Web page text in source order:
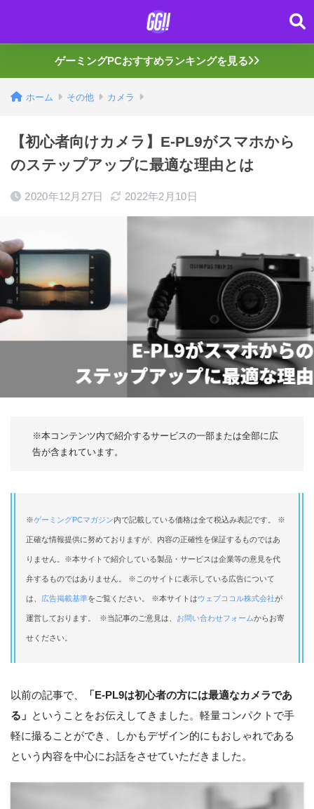
ゲーミングPCおすすめランキングを見る
ホーム その他 カメラ
【初心者向けカメラ】E-PL9がスマホから
のステップアップに最適な理由とは
2020年12月27日 2022年2月10日
※本コンテンツ内で紹介するサービスの一部または全部に広
告が含まれています。
※ゲーミングPCマガジン内で記載している価格は全て税込み表記です。 ※
正確な情報提供に努めておりますが、内容の正確性を保証するものではあ
りません。※本サイトで紹介している製品・サービスは企業等の意見を代
弁するものではありません。 ※このサイトに表示している広告について
は、 広告掲載基準をご覧ください。 ※本サイトはウェブココル株式会社が
運営しております。 ※当記事のご意見は、 お問い合わせフォームからお寄
せください。
以前の記事で、
「E-PL9は初心者の方には最適なカメラであ
る」 ということをお伝えしてきました。軽量コンパクトで手
軽に撮ることができ、しかもデザイン的にもおしゃれである
という内容を中心にお話をさせていただきました。